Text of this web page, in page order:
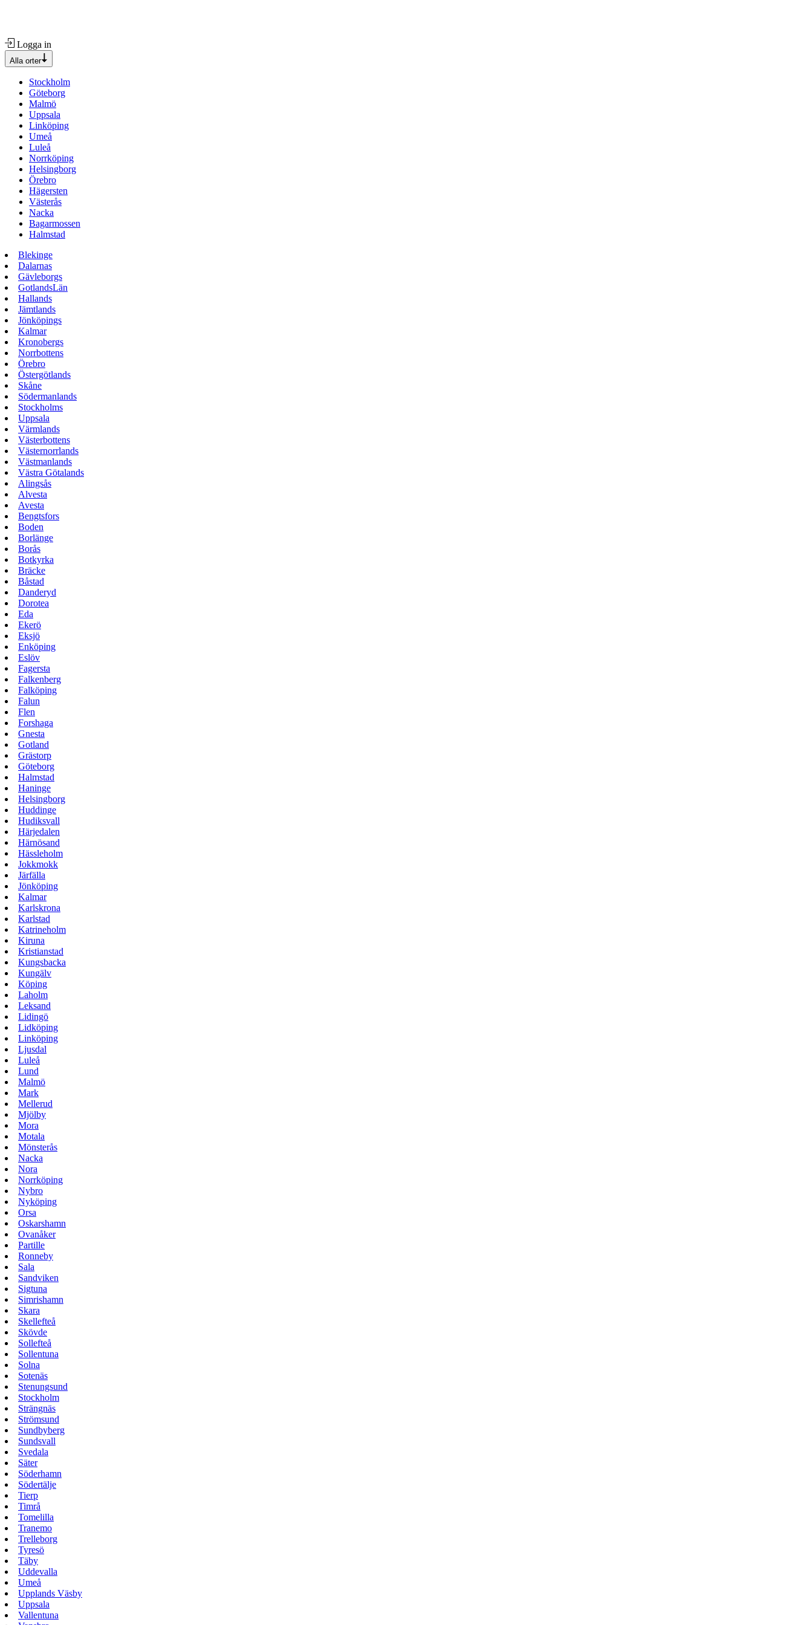
Logga in
Alla orter
Stockholm
Göteborg
Malmö
Uppsala
Linköping
Umeå
Luleå
Norrköping
Helsingborg
Örebro
Hägersten
Västerås
Nacka
Bagarmossen
Halmstad
Blekinge
Dalarnas
Gävleborgs
GotlandsLän
Hallands
Jämtlands
Jönköpings
Kalmar
Kronobergs
Norrbottens
Örebro
Östergötlands
Skåne
Södermanlands
Stockholms
Uppsala
Värmlands
Västerbottens
Västernorrlands
Västmanlands
Västra Götalands
Alingsås
Alvesta
Avesta
Bengtsfors
Boden
Borlänge
Borås
Botkyrka
Bräcke
Båstad
Danderyd
Dorotea
Eda
Ekerö
Eksjö
Enköping
Eslöv
Fagersta
Falkenberg
Falköping
Falun
Flen
Forshaga
Gnesta
Gotland
Grästorp
Göteborg
Halmstad
Haninge
Helsingborg
Huddinge
Hudiksvall
Härjedalen
Härnösand
Hässleholm
Jokkmokk
Järfälla
Jönköping
Kalmar
Karlskrona
Karlstad
Katrineholm
Kiruna
Kristianstad
Kungsbacka
Kungälv
Köping
Laholm
Leksand
Lidingö
Lidköping
Linköping
Ljusdal
Luleå
Lund
Malmö
Mark
Mellerud
Mjölby
Mora
Motala
Mönsterås
Nacka
Nora
Norrköping
Nybro
Nyköping
Orsa
Oskarshamn
Ovanåker
Partille
Ronneby
Sala
Sandviken
Sigtuna
Simrishamn
Skara
Skellefteå
Skövde
Sollefteå
Sollentuna
Solna
Sotenäs
Stenungsund
Stockholm
Strängnäs
Strömsund
Sundbyberg
Sundsvall
Svedala
Säter
Söderhamn
Södertälje
Tierp
Timrå
Tomelilla
Tranemo
Trelleborg
Tyresö
Täby
Uddevalla
Umeå
Upplands Väsby
Uppsala
Vallentuna